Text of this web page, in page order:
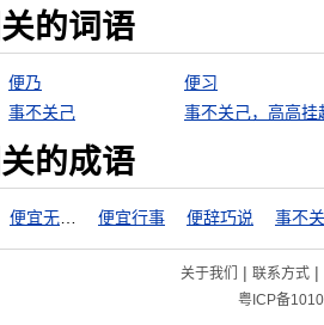
的词语
便乃
便习
事不关己 事不关己，高高挂
的成语
便宜行事 便辞巧说 事不
关于我们 | 联系方式|
粤ICP备